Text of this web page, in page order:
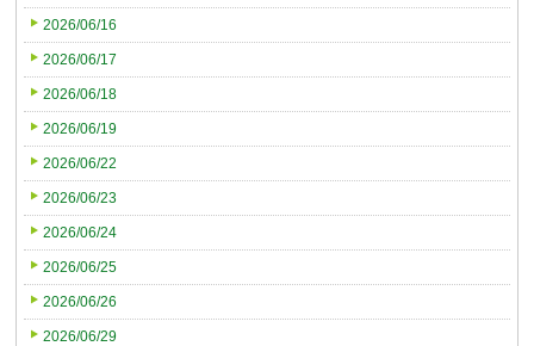
2026/06/16
2026/06/17
2026/06/18
2026/06/19
2026/06/22
2026/06/23
2026/06/24
2026/06/25
2026/06/26
2026/06/29